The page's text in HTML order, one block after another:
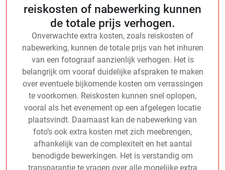
reiskosten of nabewerking kunnen
de totale prijs verhogen.
Onverwachte extra kosten, zoals reiskosten of
nabewerking, kunnen de totale prijs van het inhuren
van een fotograaf aanzienlijk verhogen. Het is
belangrijk om vooraf duidelijke afspraken te maken
over eventuele bijkomende kosten om verrassingen
te voorkomen. Reiskosten kunnen snel oplopen,
vooral als het evenement op een afgelegen locatie
plaatsvindt. Daarnaast kan de nabewerking van
foto’s ook extra kosten met zich meebrengen,
afhankelijk van de complexiteit en het aantal
benodigde bewerkingen. Het is verstandig om
transparantie te vragen over alle mogelijke extra